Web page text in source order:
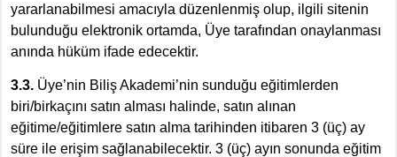
yararlanabilmesi amacıyla düzenlenmiş olup, ilgili sitenin
bulunduğu elektronik ortamda, Üye tarafından onaylanması
anında hüküm ifade edecektir.
3.3. Üye’nin Biliş Akademi’nin sunduğu eğitimlerden
biri/birkaçını satın alması halinde, satın alınan
eğitime/eğitimlere satın alma tarihinden itibaren 3 (üç) ay
süre ile erişim sağlanabilecektir. 3 (üç) ayın sonunda eğitim